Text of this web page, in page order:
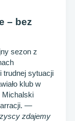
– bez
sezon z
trudnej sytuacji
klub w
Michalski
—
zdajemy